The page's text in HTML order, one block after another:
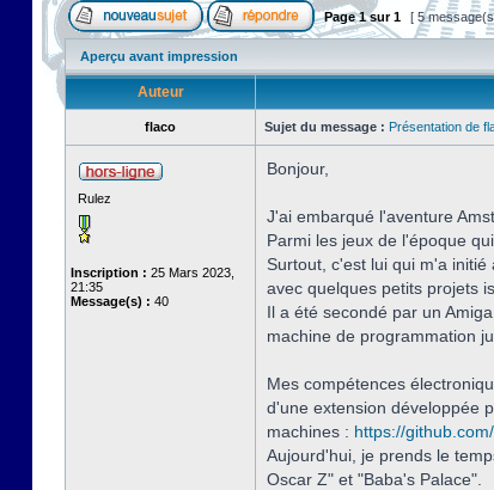
Page1sur1 [ 5
Aperçu avant impression
Auteur
flaco Sujet du message : Présentation de
Rulez
Inscription : 25 Mars 2023,
21:35
Message(s) : 40
Bonjour,
J'ai embarqué l'aventure
Parmi les jeux de l'époque
Surtout, c'est lui qui m'a
avec quelques petits projets
Il a été secondé par un
machine de programmation
Mes compétences
d'une extension développée
machines : https://
Aujourd'hui, je prends le
Oscar Z" et "Baba's Palace".